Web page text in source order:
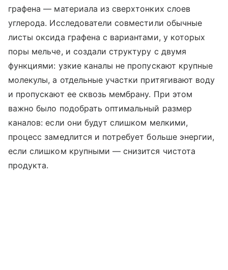
графена — материала из сверхтонких слоев
углерода. Исследователи совместили обычные
листы оксида графена с вариантами, у которых
поры мельче, и создали структуру с двумя
функциями: узкие каналы не пропускают крупные
молекулы, а отдельные участки притягивают воду
и пропускают ее сквозь мембрану. При этом
важно было подобрать оптимальный размер
каналов: если они будут слишком мелкими,
процесс замедлится и потребует больше энергии,
если слишком крупными — снизится чистота
продукта.